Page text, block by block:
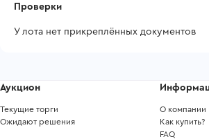
Проверки
У лота нет прикреплённых документов
Аукцион
Текущие торги
Ожидают решения
О компании
Как купить?
FAQ